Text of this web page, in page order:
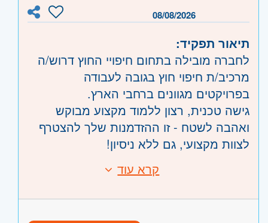
- תל אביב, פתח תקווה, רמת גן
ובת-ים, מודיעין, שוהם
השפלה- ראשון לציון ונס- ציונה, רמלה לוד
08/08/2026
תיאור תפקיד:
לחברה מובילה בתחום חיפויי החוץ דרוש/ה
מרכיב/ת חיפוי חוץ בגובה לעבודה
בפרויקטים מגוונים ברחבי הארץ.
גישה טכנית, רצון ללמוד מקצוע מבוקש
ואהבה לשטח - זו ההזדמנות שלך להצטרף
לצוות מקצועי, גם ללא ניסיון!
הרכבת מערכות חיפוי חוץ למבנים, עבודה
מוסר עבודה גבוה, אחריות, נכונות לעבודה
קרא עוד